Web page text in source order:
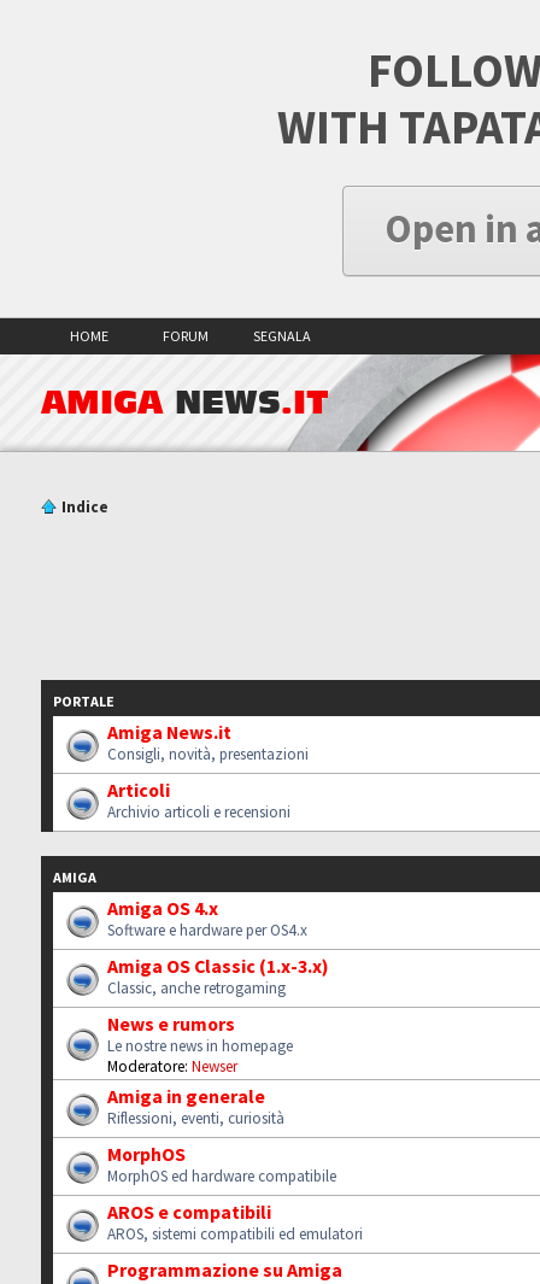
WITH
Open in
HOME FORUM SEGNALA
AMIGA NEWS.IT
Indice
PORTALE
Amiga News.it
Consigli, novità, presentazioni
Articoli
Archivio articoli e recensioni
AMIGA
Amiga OS 4.x
Software e hardware per OS4.x
Amiga OS Classic (1.x-3.x)
Classic, anche retrogaming
News e rumors
Le nostre news in homepage
Moderatore: Newser
Amiga in generale
Riflessioni, eventi, curiosità
MorphOS
MorphOS ed hardware compatibile
AROS e compatibili
AROS, sistemi compatibili ed emulatori
Programmazione su Amiga